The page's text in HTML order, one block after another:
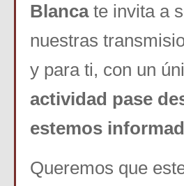
Blancate invita a
nuestras
y para ti, con un
actividad pase
estemos
Queremos que